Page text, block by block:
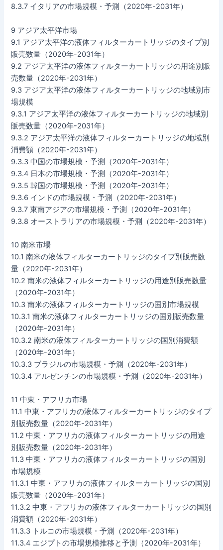
8.3.7 イタリアの市場規模・予測（2020年-2031年）
9 アジア太平洋市場
9.1 アジア太平洋の液体フィルターカートリッジのタイプ別
販売数量（2020年-2031年）
9.2 アジア太平洋の液体フィルターカートリッジの用途別販
売数量（2020年-2031年）
9.3 アジア太平洋の液体フィルターカートリッジの地域別市
場規模
9.3.1 アジア太平洋の液体フィルターカートリッジの地域別
販売数量（2020年-2031年）
9.3.2 アジア太平洋の液体フィルターカートリッジの地域別
消費額（2020年-2031年）
9.3.3 中国の市場規模・予測（2020年-2031年）
9.3.4 日本の市場規模・予測（2020年-2031年）
9.3.5 韓国の市場規模・予測（2020年-2031年）
9.3.6 インドの市場規模・予測（2020年-2031年）
9.3.7 東南アジアの市場規模・予測（2020年-2031年）
9.3.8 オーストラリアの市場規模・予測（2020年-2031年）
10 南米市場
10.1 南米の液体フィルターカートリッジのタイプ別販売数
量（2020年-2031年）
10.2 南米の液体フィルターカートリッジの用途別販売数量
（2020年-2031年）
10.3 南米の液体フィルターカートリッジの国別市場規模
10.3.1 南米の液体フィルターカートリッジの国別販売数量
（2020年-2031年）
10.3.2 南米の液体フィルターカートリッジの国別消費額
（2020年-2031年）
10.3.3 ブラジルの市場規模・予測（2020年-2031年）
10.3.4 アルゼンチンの市場規模・予測（2020年-2031年）
11 中東・アフリカ市場
11.1 中東・アフリカの液体フィルターカートリッジのタイプ
別販売数量（2020年-2031年）
11.2 中東・アフリカの液体フィルターカートリッジの用途
別販売数量（2020年-2031年）
11.3 中東・アフリカの液体フィルターカートリッジの国別
市場規模
11.3.1 中東・アフリカの液体フィルターカートリッジの国別
販売数量（2020年-2031年）
11.3.2 中東・アフリカの液体フィルターカートリッジの国別
消費額（2020年-2031年）
11.3.3 トルコの市場規模・予測（2020年-2031年）
11.3.4 エジプトの市場規模推移と予測（2020年-2031年）